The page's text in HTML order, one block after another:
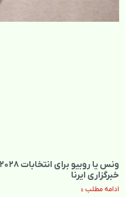
خبرگزاری ایرنا
ادامه مطلب »